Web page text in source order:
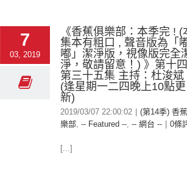
7
03, 2019
《香蕉俱樂部：本季完 ! (
集本有粗口 , 聲音版為「
嘟」潔淨版，視像版完全
淨，敬請留意！) 》第十
第三十五集 主持：杜浚斌
(逢星期一二四晚上10點更
新)
2019/03/07 22:00:02
(第14季) 香
樂部, -- Featured --, -- 網台 -- 0條
[...]